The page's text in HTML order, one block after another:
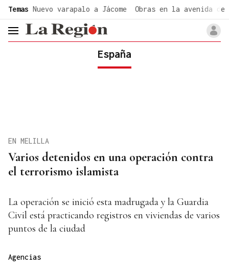
Temas Nuevo varapalo a Jácome Obras en la avenida de
header.menu.open
España
Varios detenidos en una operación contra
el terrorismo islamista
EN MELILLA
La operación se inició esta madrugada y la Guardia
Civil está practicando registros en viviendas de varios
puntos de la ciudad
Agencias